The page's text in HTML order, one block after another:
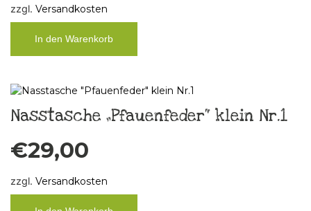
zzgl. Versandkosten
In den Warenkorb
Nasstasche „Pfauenfeder“ klein Nr.1
€29,00
zzgl. Versandkosten